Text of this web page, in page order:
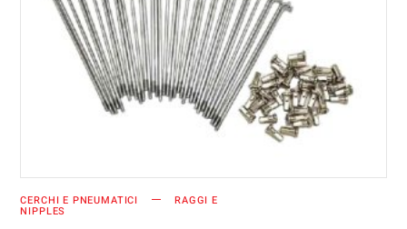
AGGIUNGI AL CARRELLO
CERCHI E PNEUMATICI RAGGI E
NIPPLES